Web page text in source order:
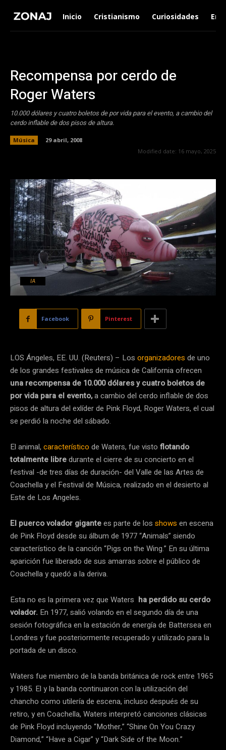
Inicio Cristianismo Curiosidades
Recompensa por cerdo de
Roger Waters
10.000 dólares y cuatro boletos de por vida para el evento, a cambio del
cerdo inflable de dos pisos de altura.
Música
29 abril, 2008
Modified date: 16 mayo, 2025
IA
Facebook Pinterest
LOS Ángeles, EE. UU. (Reuters) – Los organizadores de uno
de los grandes festivales de música de California ofrecen
una recompensa de 10.000 dólares y cuatro boletos de
por vida para el evento,a cambio del cerdo inflable de dos
pisos de altura del exlíder de Pink Floyd, Roger Waters, el cual
se perdió la noche del sábado.
El animal, característico de Waters, fue visto flotando
totalmente libredurante el cierre de su concierto en el
festival -de tres días de duración- del Valle de las Artes de
Coachella y el Festival de Música, realizado en el desierto al
Este de Los Angeles.
El puerco volador gigantees parte de los shows en escena
de Pink Floyd desde su álbum de 1977 “Animals” siendo
característico de la canción “Pigs on the Wing.” En su última
aparición fue liberado de sus amarras sobre el público de
Coachella y quedó a la deriva.
Esta no es la primera vez que Waters ha perdido su cerdo
volador. En 1977, salió volando en el segundo día de una
sesión fotográfica en la estación de energía de Battersea en
Londres y fue posteriormente recuperado y utilizado para la
portada de un disco.
Waters fue miembro de la banda británica de rock entre 1965
y 1985. El y la banda continuaron con la utilización del
chancho como utilería de escena, incluso después de su
retiro, y en Coachella, Waters interpretó canciones clásicas
de Pink Floyd incluyendo “Mother,” “Shine On You Crazy
Diamond,” “Have a Cigar” y “Dark Side of the Moon.”